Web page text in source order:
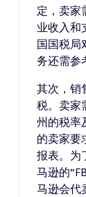
定，卖家
业收入和
国国税局
务还需参
其次，销
税。卖家
州的税率
的卖家要
报表。为
马逊的
马逊会代